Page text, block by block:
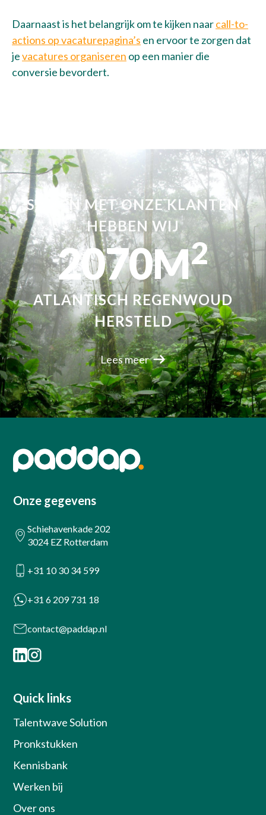
Daarnaast is het belangrijk om te kijken naarcall-to-
actions op vacaturepagina’s en ervoor te zorgen dat
jevacatures organiseren op een manier die
conversie bevordert.
SAMEN MET ONZE KLANTEN
HEBBEN WIJ
2070M2
ATLANTISCH REGENWOUD
HERSTELD
Lees meer
Onze gegevens
Schiehavenkade 202
3024 EZ Rotterdam
+31 10 30 34 599
+31 6 209 731 18
contact@paddap.nl
Quick links
Talentwave Solution
Pronkstukken
Kennisbank
Werken bij
Over ons